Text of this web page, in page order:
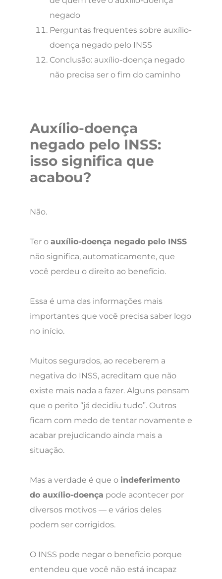
negado
Perguntas frequentes sobre auxílio-
doença negado pelo INSS
Conclusão: auxílio-doença negado
não precisa ser o fim do caminho
Auxílio-doença
negado pelo INSS:
isso significa que
acabou?
Não.
Ter o auxílio-doença negado pelo INSS
não significa, automaticamente, que
você perdeu o direito ao benefício.
Essa é uma das informações mais
importantes que você precisa saber logo
no início.
Muitos segurados, ao receberem a
negativa do INSS, acreditam que não
existe mais nada a fazer. Alguns pensam
que o perito “já decidiu tudo”. Outros
ficam com medo de tentar novamente e
acabar prejudicando ainda mais a
situação.
Mas a verdade é que o indeferimento
do auxílio-doença pode acontecer por
diversos motivos — e vários deles
podem ser corrigidos.
O INSS pode negar o benefício porque
entendeu que você não está incapaz